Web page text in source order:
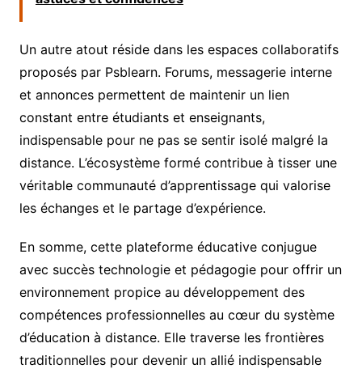
Un autre atout réside dans les espaces collaboratifs
proposés par Psblearn. Forums, messagerie interne
et annonces permettent de maintenir un lien
constant entre étudiants et enseignants,
indispensable pour ne pas se sentir isolé malgré la
distance. L’écosystème formé contribue à tisser une
véritable communauté d’apprentissage qui valorise
les échanges et le partage d’expérience.
En somme, cette plateforme éducative conjugue
avec succès technologie et pédagogie pour offrir un
environnement propice au développement des
compétences professionnelles au cœur du système
d’éducation à distance. Elle traverse les frontières
traditionnelles pour devenir un allié indispensable